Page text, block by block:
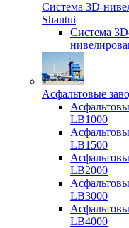
Система 3D-
Shantui
Система
Асфальтовые
LB1000
LB1500
LB2000
LB3000
LB4000